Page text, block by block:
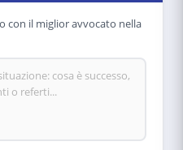
con il miglior avvocato nella